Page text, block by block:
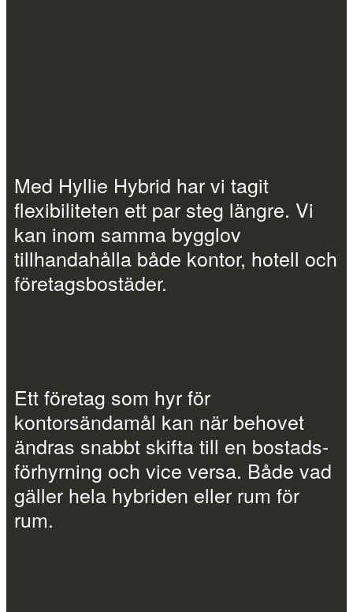
Med Hyllie Hybrid har vi tagit
flexibiliteten ett par steg längre. Vi
kan inom samma bygglov
tillhandahålla både kontor, hotell och
företagsbostäder.
Ett företag som hyr för
kontorsändamål kan när behovet
ändras snabbt skifta till en bostads-
förhyrning och vice versa. Både vad
gäller hela hybriden eller rum för
rum.